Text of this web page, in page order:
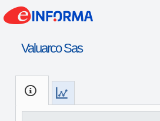
Valuarco Sas